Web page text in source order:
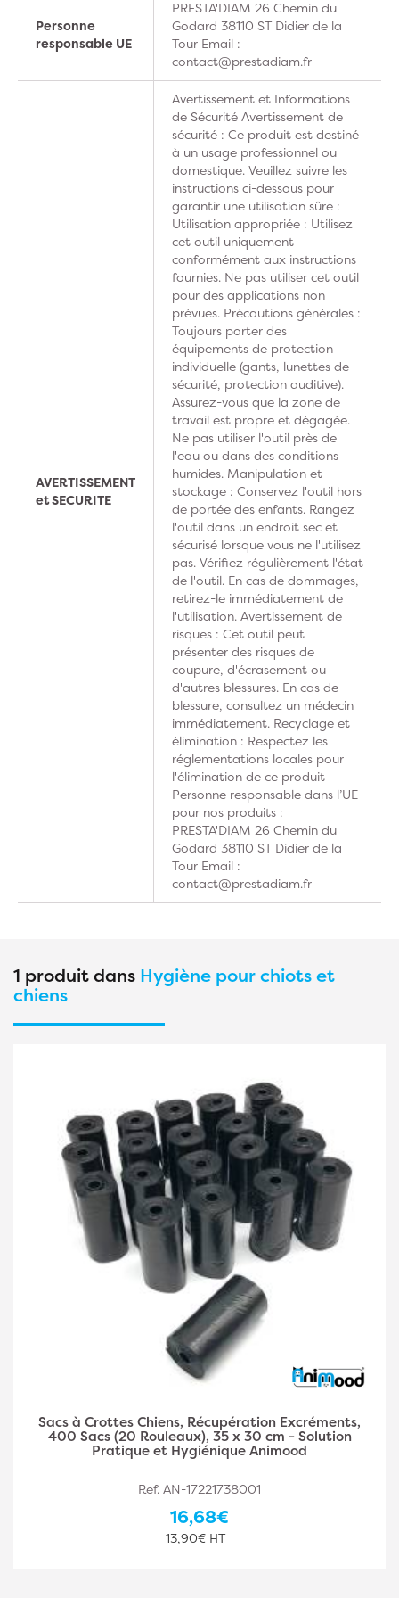
Personne
responsable UE
PRESTA'DIAM 26 Chemin du
Godard 38110 ST Didier de la
Tour Email :
contact@prestadiam.fr
AVERTISSEMENT
et SECURITE
Avertissement et Informations
de Sécurité Avertissement de
sécurité : Ce produit est destiné
à un usage professionnel ou
domestique. Veuillez suivre les
instructions ci-dessous pour
garantir une utilisation sûre :
Utilisation appropriée : Utilisez
cet outil uniquement
conformément aux instructions
fournies. Ne pas utiliser cet outil
pour des applications non
prévues. Précautions générales :
Toujours porter des
équipements de protection
individuelle (gants, lunettes de
sécurité, protection auditive).
Assurez-vous que la zone de
travail est propre et dégagée.
Ne pas utiliser l'outil près de
l'eau ou dans des conditions
humides. Manipulation et
stockage : Conservez l'outil hors
de portée des enfants. Rangez
l'outil dans un endroit sec et
sécurisé lorsque vous ne l'utilisez
pas. Vérifiez régulièrement l'état
de l'outil. En cas de dommages,
retirez-le immédiatement de
l'utilisation. Avertissement de
risques : Cet outil peut
présenter des risques de
coupure, d'écrasement ou
d'autres blessures. En cas de
blessure, consultez un médecin
immédiatement. Recyclage et
élimination : Respectez les
réglementations locales pour
l'élimination de ce produit
Personne responsable dans l’UE
pour nos produits :
PRESTA'DIAM 26 Chemin du
Godard 38110 ST Didier de la
Tour Email :
contact@prestadiam.fr
1 produit dans Hygiène pour chiots et
chiens
Sacs à Crottes Chiens, Récupération Excréments,
400 Sacs (20 Rouleaux), 35 x 30 cm - Solution
Pratique et Hygiénique Animood
Ref. AN-17221738001
16,68€
13,90€ HT